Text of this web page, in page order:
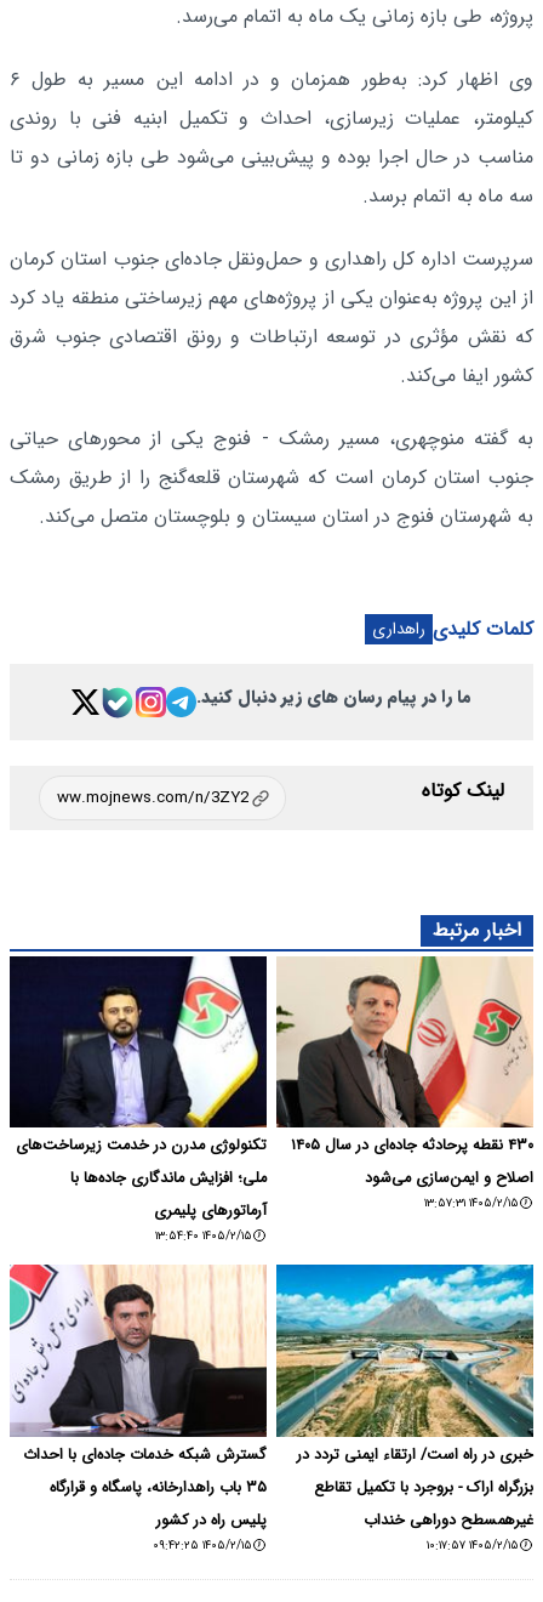
پروژه‌، طی بازه زمانی یک ماه به اتمام می‌رسد.
وی اظهار کرد: به‌طور همزمان و در ادامه این مسیر به طول ۶
کیلومتر، عملیات زیرسازی، احداث و تکمیل ابنیه فنی با روندی
مناسب در حال اجرا بوده و پیش‌بینی می‌شود طی بازه زمانی دو تا
سه ماه به اتمام برسد.
سرپرست اداره ‌کل راهداری و حمل‌ونقل جاده‌ای جنوب استان کرمان
از این پروژه به‌عنوان یکی از پروژه‌های مهم زیرساختی منطقه یاد کرد
که نقش مؤثری در توسعه ارتباطات و رونق اقتصادی جنوب شرق
کشور ایفا می‌کند.
به گفته منوچهری، مسیر رمشک - فنوج یکی از محورهای حیاتی
جنوب استان کرمان است که شهرستان قلعه‌گنج را از طریق رمشک
به شهرستان فنوج در استان سیستان و بلوچستان متصل می‌کند.
کلمات کلیدی راهداری
ما را در پیام رسان های زیر دنبال کنید.
لینک کوتاه
اخبار مرتبط
۴۳۰ نقطه پرحادثه جاده‌ای در سال ۱۴۰۵
اصلاح و ایمن‌سازی می‌شود
۱۴۰۵/۲/۱۵ ۱۳:۵۷:۳۱
تکنولوژی مدرن در خدمت زیرساخت‌های
ملی؛ افزایش ماندگاری جاده‌ها با
آرماتورهای پلیمری
۱۴۰۵/۲/۱۵ ۱۳:۵۴:۴۰
خبری در راه است/ ارتقاء ایمنی تردد در
بزرگراه اراک - بروجرد با تکمیل تقاطع
غیرهمسطح دوراهی خنداب
۱۴۰۵/۲/۱۵ ۱۰:۱۷:۵۷
گسترش شبکه خدمات جاده‌ای با احداث
۳۵ باب راهدارخانه، پاسگاه و قرارگاه
پلیس راه در کشور
۱۴۰۵/۲/۱۵ ۰۹:۴۲:۲۵